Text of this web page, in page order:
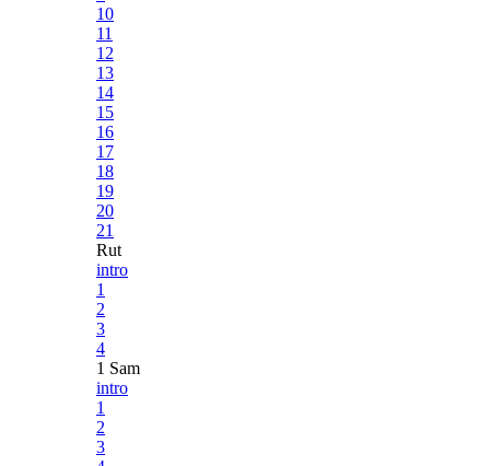
10
11
12
13
14
15
16
17
18
19
20
21
Rut
intro
1
2
3
4
1 Sam
intro
1
2
3